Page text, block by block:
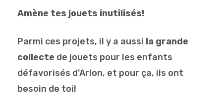
Amène tes jouets inutilisés!
Parmi ces projets, il y a aussi la grande
collecte de jouets pour les enfants
défavorisés d’Arlon, et pour ça, ils ont
besoin de toi!